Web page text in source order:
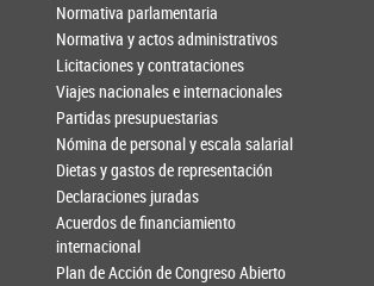
Normativa parlamentaria
Normativa y actos administrativos
Licitaciones y contrataciones
Viajes nacionales e internacionales
Partidas presupuestarias
Nómina de personal y escala salarial
Dietas y gastos de representación
Declaraciones juradas
Acuerdos de financiamiento
internacional
Plan de Acción de Congreso Abierto